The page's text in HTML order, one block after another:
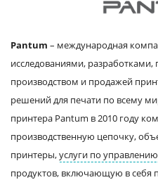
Pantum – международная
исследованиями,
производством и продажей
решений для печати по всему
принтера Pantum в 2010 году
производственную цепочку,
принтеры,услуги по
продуктов, включающую в себя